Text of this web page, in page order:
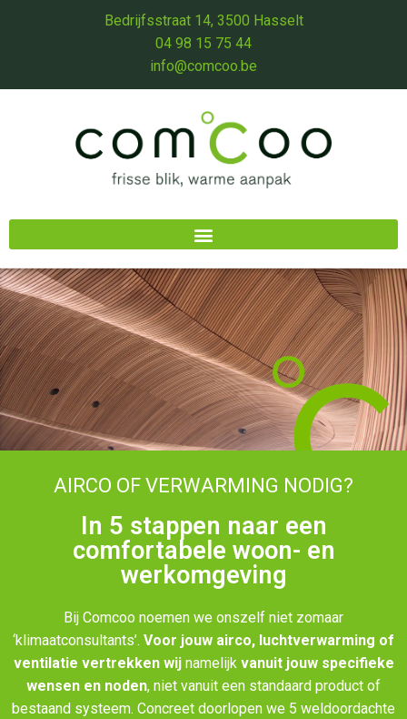
Bedrijfsstraat 14, 3500 Hasselt
04 98 15 75 44
info@comcoo.be
AIRCO OF VERWARMING NODIG?
In 5 stappen naar een
comfortabele woon- en
werkomgeving
Bij Comcoo noemen we onszelf niet zomaar
‘klimaatconsultants’. Voor jouw airco, luchtverwarming of
ventilatie vertrekken wij namelijk vanuit jouw specifieke
wensen en noden, niet vanuit een standaard product of
bestaand systeem. Concreet doorlopen we 5 weldoordachte